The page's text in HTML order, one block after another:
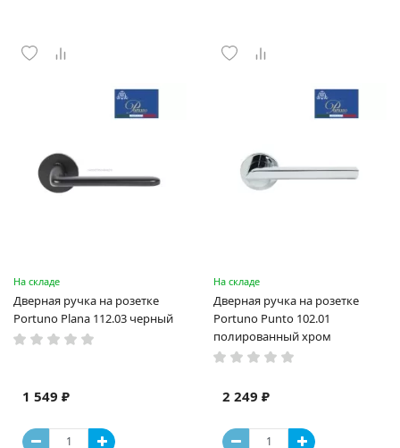
На складе
Дверная ручка на розетке
Portuno Plana 112.03 черный
1 549 ₽
На складе
Дверная ручка на розетке
Portuno Punto 102.01
полированный хром
2 249 ₽